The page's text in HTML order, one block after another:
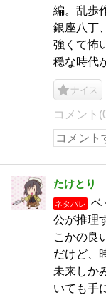
編。乱歩
銀座八丁
強くて怖
穏な時代
ナイス
コメント
たけとり
ネタバレ
ベ
公が推理
こかの良
だけど、
未来しか
いても手